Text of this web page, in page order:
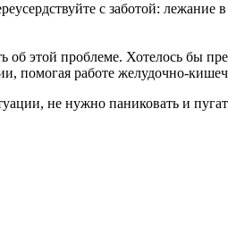
с заботой: лежание
об этой проблеме. Хотелось бы
помогая работе желудочно-
не нужно паниковать и